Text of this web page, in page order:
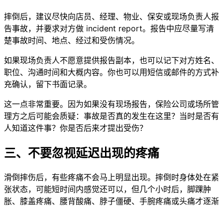
摔倒后，建议尽快向店员、经理、物业、保安或现场负责人报
告事故，并要求对方做 incident report。报告中应尽量写清
楚事故时间、地点、经过和受伤情况。
如果现场负责人不愿意提供报告副本，也可以记下对方姓名、
职位、沟通时间和大概内容。你也可以用短信或邮件的方式补
充确认，留下书面记录。
这一点非常重要。因为如果没有现场报告，保险公司或场所管
理方之后可能会质疑：事故是否真的发生在这里？当时是否有
人知道这件事？你是否后来才提出受伤？
三、不要忽视延迟出现的疼痛
滑倒摔伤后，有些疼痛不会马上明显出现。摔倒时身体处在紧
张状态，可能短时间内感觉还可以，但几个小时后，脚踝肿
胀、膝盖疼痛、腰背酸痛、脖子僵硬、手腕疼痛或头痛才逐渐